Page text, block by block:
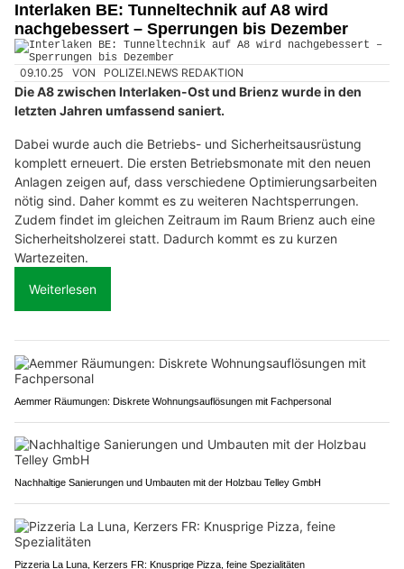
Interlaken BE: Tunneltechnik auf A8 wird
nachgebessert – Sperrungen bis Dezember
09.10.25 VON POLIZEI.NEWS REDAKTION
Die A8 zwischen Interlaken-Ost und Brienz wurde in den
letzten Jahren umfassend saniert.
Dabei wurde auch die Betriebs- und Sicherheitsausrüstung
komplett erneuert. Die ersten Betriebsmonate mit den neuen
Anlagen zeigen auf, dass verschiedene Optimierungsarbeiten
nötig sind. Daher kommt es zu weiteren Nachtsperrungen.
Zudem findet im gleichen Zeitraum im Raum Brienz auch eine
Sicherheitsholzerei statt. Dadurch kommt es zu kurzen
Wartezeiten.
Weiterlesen
Aemmer Räumungen: Diskrete Wohnungsauflösungen mit Fachpersonal
Nachhaltige Sanierungen und Umbauten mit der Holzbau Telley GmbH
Pizzeria La Luna, Kerzers FR: Knusprige Pizza, feine Spezialitäten